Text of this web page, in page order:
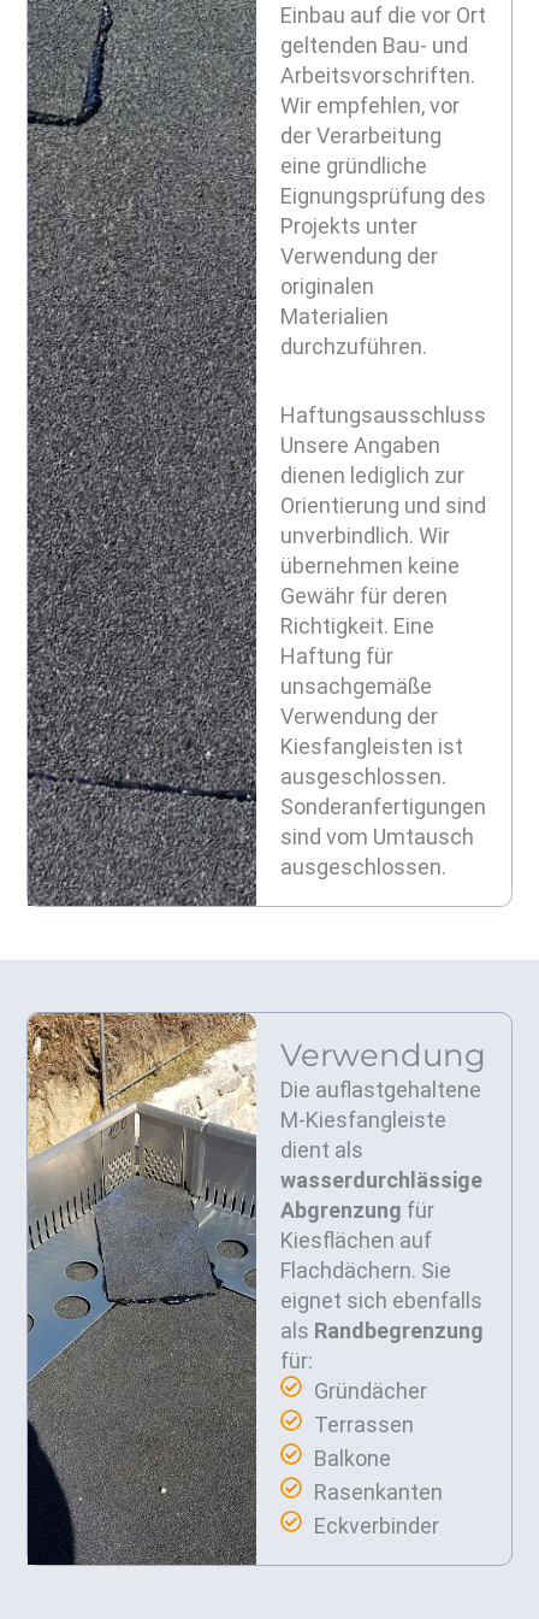
Einbau auf die vor Ort
geltenden Bau- und
Arbeitsvorschriften.
Wir empfehlen, vor
der Verarbeitung
eine gründliche
Eignungsprüfung des
Projekts unter
Verwendung der
originalen
Materialien
durchzuführen.
Haftungsausschluss
Unsere Angaben
dienen lediglich zur
Orientierung und sind
unverbindlich. Wir
übernehmen keine
Gewähr für deren
Richtigkeit. Eine
Haftung für
unsachgemäße
Verwendung der
Kiesfangleisten ist
ausgeschlossen.
Sonderanfertigungen
sind vom Umtausch
ausgeschlossen.
Verwendung
Die auflastgehaltene
M-Kiesfangleiste
dient als
wasserdurchlässige
Abgrenzung für
Kiesflächen auf
Flachdächern. Sie
eignet sich ebenfalls
als Randbegrenzung
für:
Gründächer
Terrassen
Balkone
Rasenkanten
Eckverbinder